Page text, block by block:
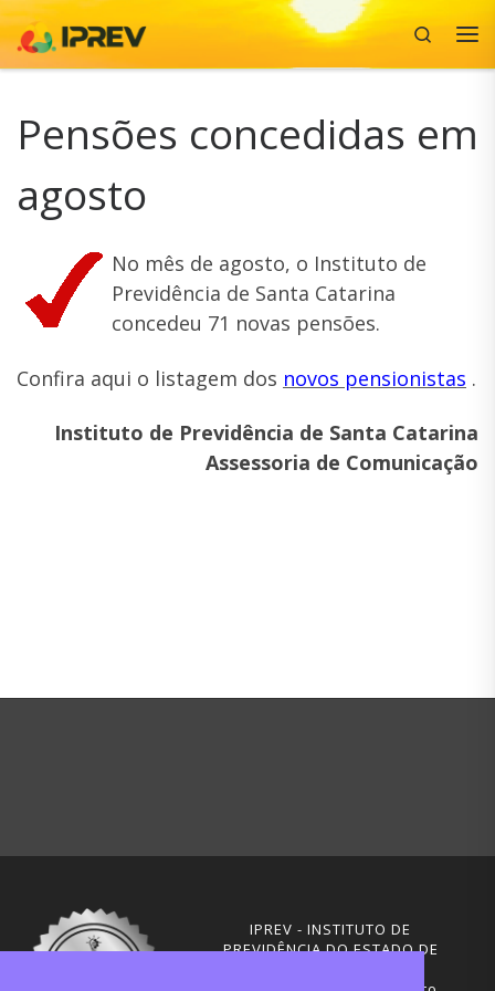
Skip to content
Search
Pensões concedidas em
agosto
No mês de agosto, o Instituto de
Previdência de Santa Catarina
concedeu 71 novas pensões.
Confira aqui o listagem dos novos pensionistas .
Instituto de Previdência de Santa Catarina
Assessoria de Comunicação
IPREV - INSTITUTO DE
PREVIDÊNCIA DO ESTADO DE